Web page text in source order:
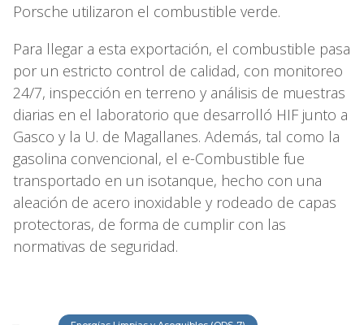
Porsche utilizaron el combustible verde.
Para llegar a esta exportación, el combustible pasa
por un estricto control de calidad, con monitoreo
24/7, inspección en terreno y análisis de muestras
diarias en el laboratorio que desarrolló HIF junto a
Gasco y la U. de Magallanes. Además, tal como la
gasolina convencional, el e-Combustible fue
transportado en un isotanque, hecho con una
aleación de acero inoxidable y rodeado de capas
protectoras, de forma de cumplir con las
normativas de seguridad.